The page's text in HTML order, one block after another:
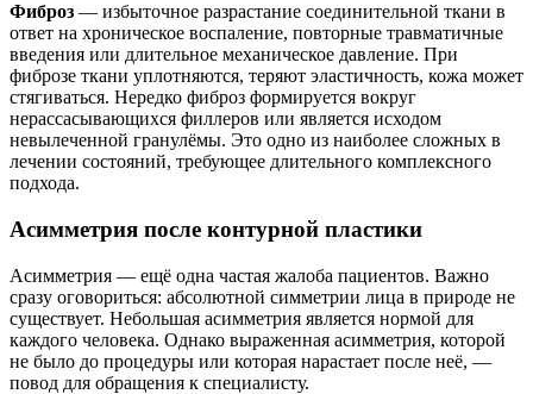
Фиброз — избыточное разрастание соединительной ткани в
ответ на хроническое воспаление, повторные травматичные
введения или длительное механическое давление. При
фиброзе ткани уплотняются, теряют эластичность, кожа может
стягиваться. Нередко фиброз формируется вокруг
нерассасывающихся филлеров или является исходом
невылеченной гранулёмы. Это одно из наиболее сложных в
лечении состояний, требующее длительного комплексного
подхода.
Асимметрия после контурной пластики
Асимметрия — ещё одна частая жалоба пациентов. Важно
сразу оговориться: абсолютной симметрии лица в природе не
существует. Небольшая асимметрия является нормой для
каждого человека. Однако выраженная асимметрия, которой
не было до процедуры или которая нарастает после неё, —
повод для обращения к специалисту.